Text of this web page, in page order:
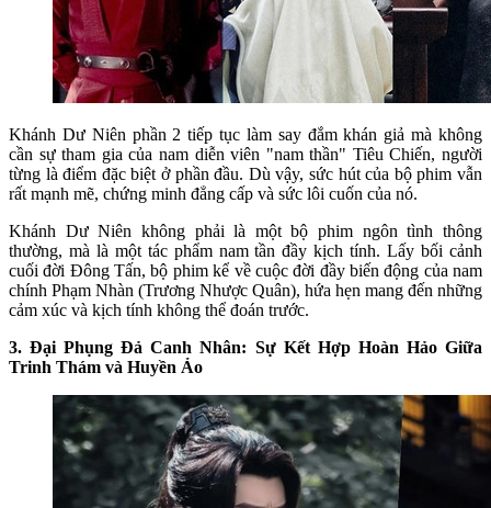
Khánh Dư Niên phần 2 tiếp tục làm say đắm khán giả mà không
cần sự tham gia của nam diễn viên "nam thần" Tiêu Chiến, người
từng là điểm đặc biệt ở phần đầu. Dù vậy, sức hút của bộ phim vẫn
rất mạnh mẽ, chứng minh đẳng cấp và sức lôi cuốn của nó.
Khánh Dư Niên không phải là một bộ phim ngôn tình thông
thường, mà là một tác phẩm nam tần đầy kịch tính. Lấy bối cảnh
cuối đời Đông Tấn, bộ phim kể về cuộc đời đầy biến động của nam
chính Phạm Nhàn (Trương Nhược Quân), hứa hẹn mang đến những
cảm xúc và kịch tính không thể đoán trước.
3. Đại Phụng Đả Canh Nhân: Sự Kết Hợp Hoàn Hảo Giữa
Trinh Thám và Huyền Ảo